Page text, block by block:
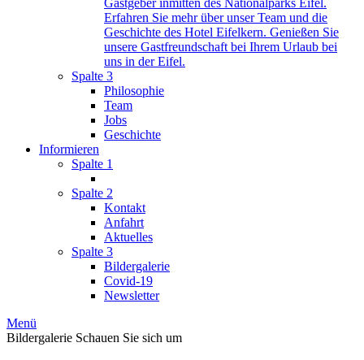
Gastgeber inmitten des Nationalparks Eifel.
Erfahren Sie mehr über unser Team und die
Geschichte des Hotel Eifelkern. Genießen Sie
unsere Gastfreundschaft bei Ihrem Urlaub bei
uns in der Eifel.
Spalte 3
Philosophie
Team
Jobs
Geschichte
Informieren
Spalte 1
Spalte 2
Kontakt
Anfahrt
Aktuelles
Spalte 3
Bildergalerie
Covid-19
Newsletter
Menü
Bildergalerie Schauen Sie sich um